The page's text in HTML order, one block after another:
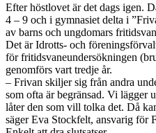
Efter höstlovet är det dags igen.
4 – 9 och i gymnasiet delta i
av barns och ungdomars
Det är Idrotts- och
för fritidsvaneundersökningen
genomförs vart tredje år.
– Frivan skiljer sig från andra
som ofta är begränsad. Vi lägger
låter den som vill tolka det. Då
säger Eva Stockfelt, ansvarig för